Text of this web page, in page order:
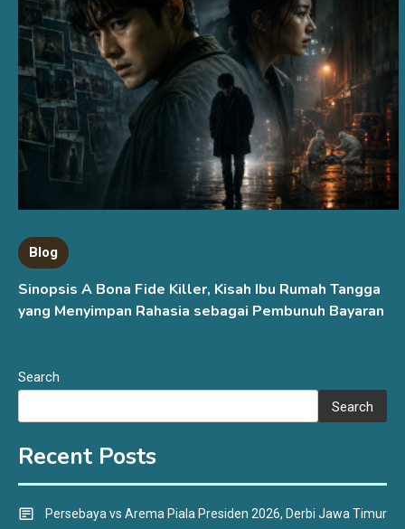
Blog
Sinopsis A Bona Fide Killer, Kisah Ibu Rumah Tangga
yang Menyimpan Rahasia sebagai Pembunuh Bayaran
Search
Search
Recent Posts
Persebaya vs Arema Piala Presiden 2026, Derbi Jawa Timur